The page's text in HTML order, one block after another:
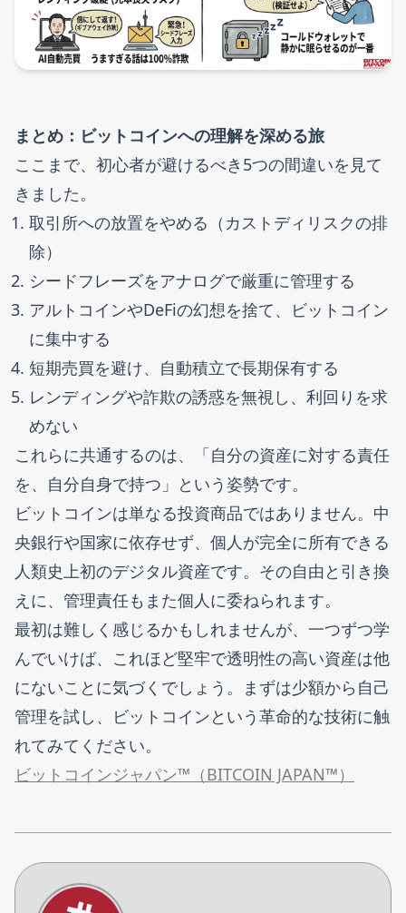
まとめ：ビットコインへの理解を深める旅
ここまで、初心者が避けるべき5つの間違いを見て
きました。
取引所への放置をやめる（カストディリスクの排
除）
シードフレーズをアナログで厳重に管理する
アルトコインやDeFiの幻想を捨て、ビットコイン
に集中する
短期売買を避け、自動積立で長期保有する
レンディングや詐欺の誘惑を無視し、利回りを求
めない
これらに共通するのは、「自分の資産に対する責任
を、自分自身で持つ」という姿勢です。
ビットコインは単なる投資商品ではありません。中
央銀行や国家に依存せず、個人が完全に所有できる
人類史上初のデジタル資産です。その自由と引き換
えに、管理責任もまた個人に委ねられます。
最初は難しく感じるかもしれませんが、一つずつ学
んでいけば、これほど堅牢で透明性の高い資産は他
にないことに気づくでしょう。まずは少額から自己
管理を試し、ビットコインという革命的な技術に触
れてみてください。
ビットコインジャパン™（BITCOIN JAPAN™）